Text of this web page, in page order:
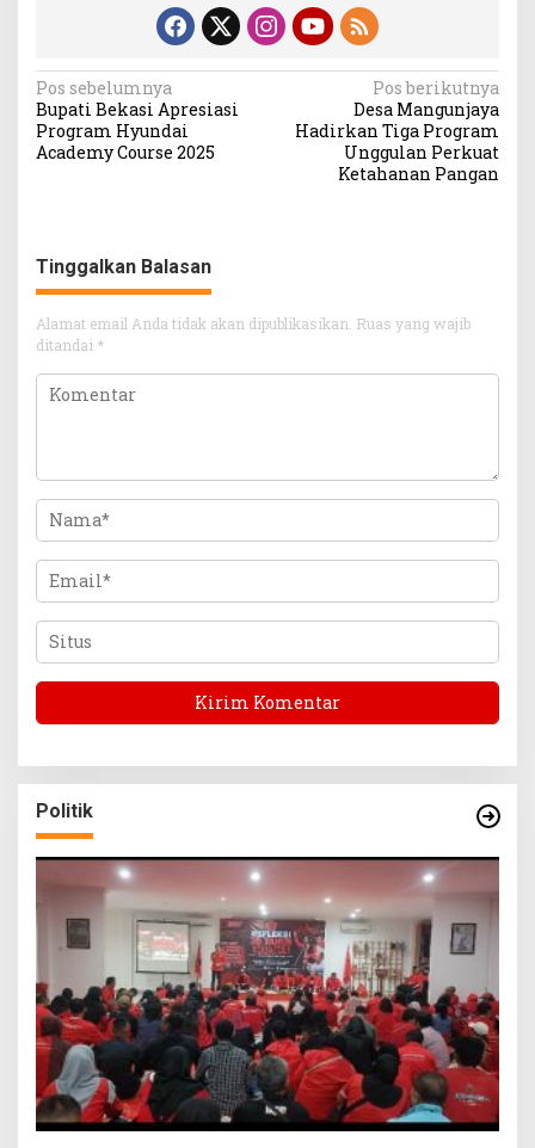
Navigasi
pos
Pos sebelumnya
Bupati Bekasi Apresiasi
Program Hyundai
Academy Course 2025
Pos berikutnya
Desa Mangunjaya
Hadirkan Tiga Program
Unggulan Perkuat
Ketahanan Pangan
Tinggalkan Balasan
Alamat email Anda tidak akan dipublikasikan. Ruas yang wajib
ditandai *
Politik